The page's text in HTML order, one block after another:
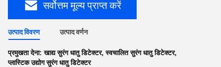
सर्वोत्तम मूल्य प्राप्त करें
उत्पाद विवरण उत्पाद वर्णन
प्रमुखता देना:खाद्य सुरंग धातु डिटेक्टर,स्वचालित सुरंग धातु डिटेक्टर,
प्लास्टिक उद्योग सुरंग धातु डिटेक्टर